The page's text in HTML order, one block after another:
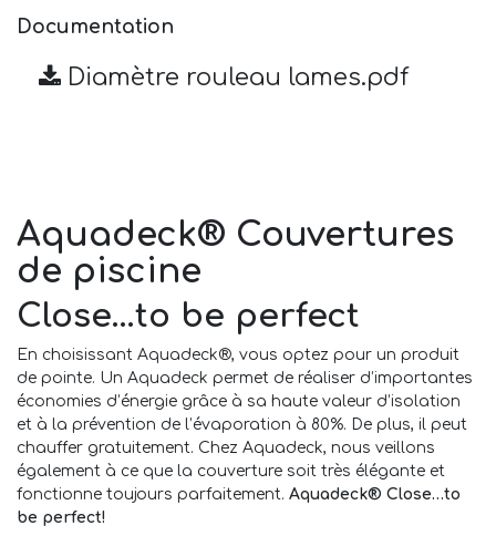
Documentation
Diamètre rouleau lames.pdf
Aquadeck® Couvertures
de piscine
Close…to be perfect
En choisissant Aquadeck®, vous optez pour un produit
de pointe. Un Aquadeck permet de réaliser d’importantes
économies d’énergie grâce à sa haute valeur d’isolation
et à la prévention de l’évaporation à 80%. De plus, il peut
chauffer gratuitement. Chez Aquadeck, nous veillons
également à ce que la couverture soit très élégante et
fonctionne toujours parfaitement. Aquadeck® Close…to
be perfect!